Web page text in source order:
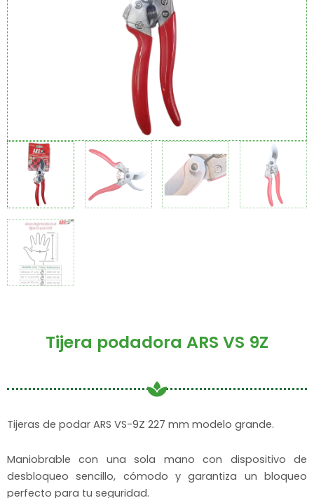
Tijera podadora ARS VS 9Z
Tijeras de podar ARS VS-9Z 227 mm modelo grande.
Maniobrable con una sola mano con dispositivo de
desbloqueo sencillo, cómodo y garantiza un bloqueo
perfecto para tu seguridad.